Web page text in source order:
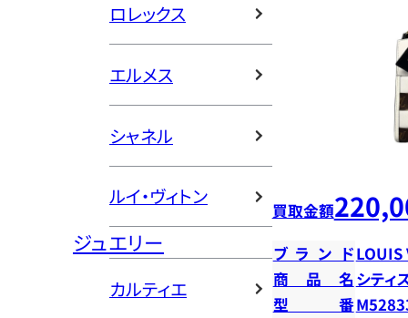
ロレックス
エルメス
シャネル
ルイ・ヴィトン
ジュエリー
カルティエ
買取金額
ブランドLOUIS
商品名 シティ
型番